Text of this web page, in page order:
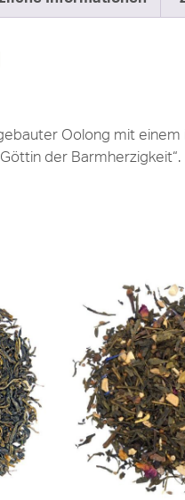
Oolong mit
der Barmherzigkeit“.